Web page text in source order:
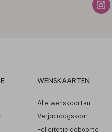
WENSKAARTEN
Alle wenskaarten
Verjaardagskaart
Felicitatie geboorte